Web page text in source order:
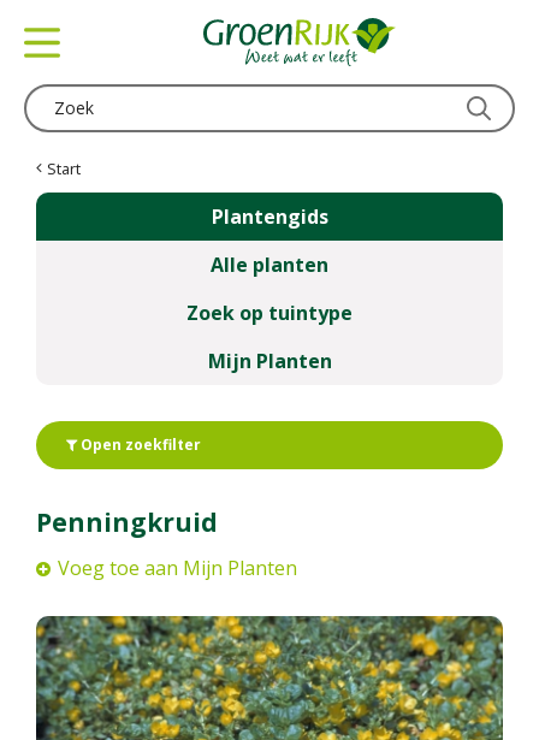
Start
Plantengids
Alle planten
Zoek op tuintype
Mijn Planten
Open zoekfilter
Penningkruid
Voeg toe aan Mijn Planten